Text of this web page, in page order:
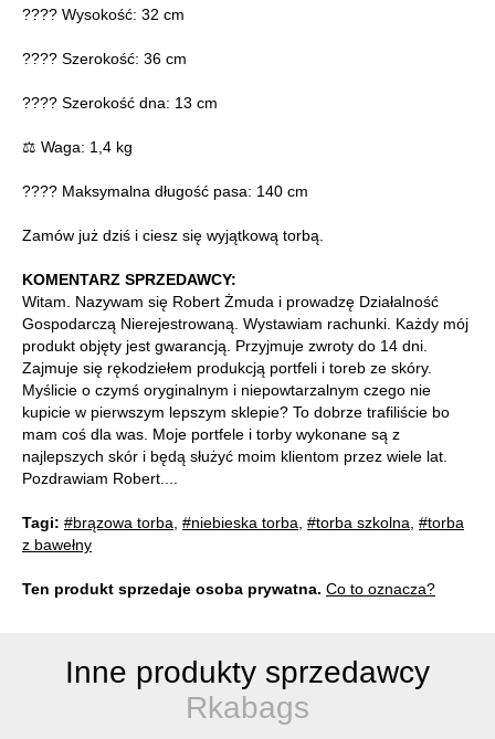
???? Wysokość: 32 cm
???? Szerokość: 36 cm
???? Szerokość dna: 13 cm
⚖️ Waga: 1,4 kg
???? Maksymalna długość pasa: 140 cm
Zamów już dziś i ciesz się wyjątkową torbą.
KOMENTARZ SPRZEDAWCY:
Witam. Nazywam się Robert Żmuda i prowadzę Działalność
Gospodarczą Nierejestrowaną. Wystawiam rachunki. Każdy mój
produkt objęty jest gwarancją. Przyjmuje zwroty do 14 dni.
Zajmuje się rękodziełem produkcją portfeli i toreb ze skóry.
Myślicie o czymś oryginalnym i niepowtarzalnym czego nie
kupicie w pierwszym lepszym sklepie? To dobrze trafiliście bo
mam coś dla was. Moje portfele i torby wykonane są z
najlepszych skór i będą służyć moim klientom przez wiele lat.
Pozdrawiam Robert....
Tagi: #brązowa torba #niebieska torba #torba szkolna #torba
z bawełny
Ten produkt sprzedaje osoba prywatna. Co to oznacza?
Inne produkty sprzedawcy
Rkabags